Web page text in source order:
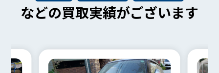
などの買取実績がございます